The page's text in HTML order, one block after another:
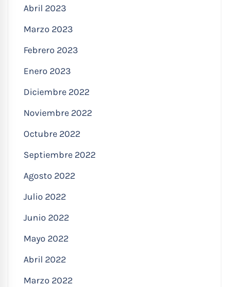
Abril 2023
Marzo 2023
Febrero 2023
Enero 2023
Diciembre 2022
Noviembre 2022
Octubre 2022
Septiembre 2022
Agosto 2022
Julio 2022
Junio 2022
Mayo 2022
Abril 2022
Marzo 2022